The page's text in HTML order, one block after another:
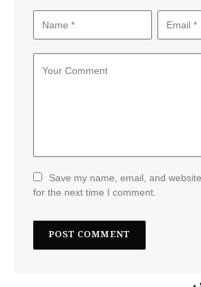
Save my name, email, and
for the next time I comment.